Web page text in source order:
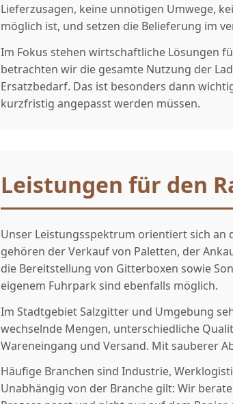
Lieferzusagen, keine unnötigen Umwege,
möglich ist, und setzen die Belieferung im
Im Fokus stehen wirtschaftliche Lösungen
betrachten wir die gesamte Nutzung der
Ersatzbedarf. Das ist besonders dann
kurzfristig angepasst werden müssen.
Leistungen für den
Unser Leistungsspektrum orientiert sich an
gehören der Verkauf von Paletten, der
die Bereitstellung von Gitterboxen sowie
eigenem Fuhrpark sind ebenfalls möglich.
Im Stadtgebiet Salzgitter und Umgebung
wechselnde Mengen, unterschiedliche
Wareneingang und Versand. Mit sauberer
Häufige Branchen sind Industrie,
Unabhängig von der Branche gilt: Wir